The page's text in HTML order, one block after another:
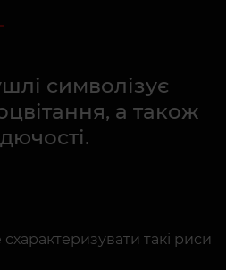
символізує
а також
такі риси